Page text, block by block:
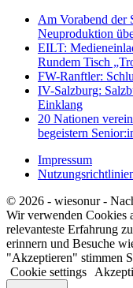
Am Vorabend der
Neuproduktion
EILT:
Rundem Tisch
FW-Ranftler:
IV-Salzburg:
Einklang
20 Nationen
begeistern
Impressum
© 2026 - wiesonur -
Wir verwenden Cookies
relevanteste Erfahrung
erinnern und Besuche
"Akzeptieren" stimmen
Cookie settings